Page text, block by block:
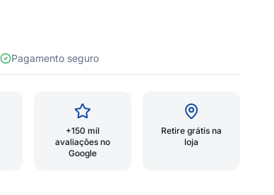
Pagamento seguro
+150 mil
avaliações no
Google
Retire grátis na
loja